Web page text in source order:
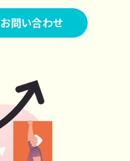
お問い合わせ